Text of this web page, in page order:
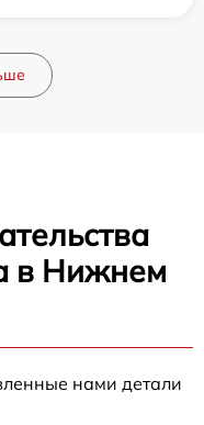
в Нижнем
нами детали